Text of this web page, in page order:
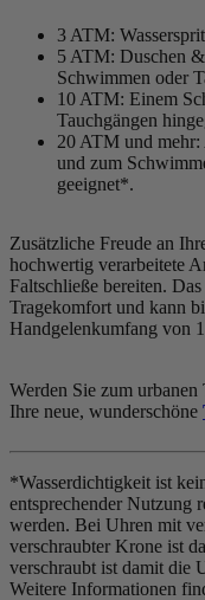
3 ATM:
5 ATM: Duschen
Schwimmen oder
10 ATM: Einem
Tauchgängen
20 ATM und
und zum
geeignet*.
Zusätzliche Freude an
hochwertig verarbeitete
Faltschließe bereiten.
Tragekomfort und kann
Handgelenkumfang von
Werden Sie zum urbanen
Ihre neue, wunderschöne
*Wasserdichtigkeit ist
entsprechender Nutzung
werden. Bei Uhren mit
verschraubter Krone ist
verschraubt ist damit die
Weitere Informationen